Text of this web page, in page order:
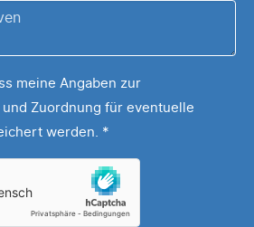
meine Angaben zur
und Zuordnung für eventuelle
werden. *